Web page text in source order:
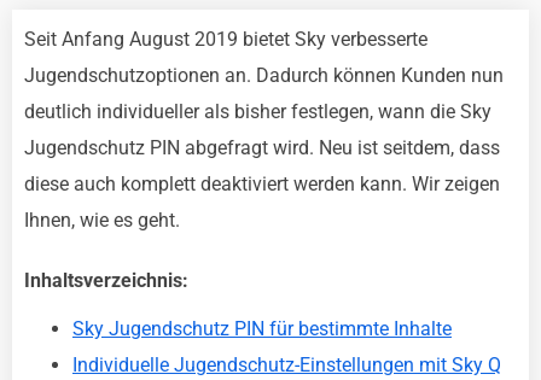
Seit Anfang August 2019 bietet Sky verbesserte
Jugendschutzoptionen an. Dadurch können Kunden nun
deutlich individueller als bisher festlegen, wann die Sky
Jugendschutz PIN abgefragt wird. Neu ist seitdem, dass
diese auch komplett deaktiviert werden kann. Wir zeigen
Ihnen, wie es geht.
Inhaltsverzeichnis:
Sky Jugendschutz PIN für bestimmte Inhalte
Individuelle Jugendschutz-Einstellungen mit Sky Q